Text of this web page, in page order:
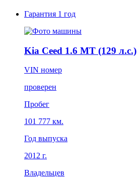
Гарантия 1 год
Kia Ceed 1.6 MT (129 л.с.)
VIN номер
проверен
Пробег
101 777 км.
Год выпуска
2012 г.
Владельцев